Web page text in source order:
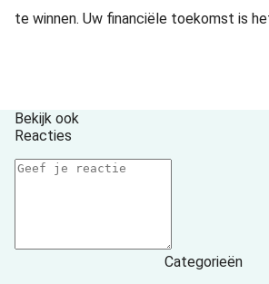
te winnen. Uw financiële toekomst is
Bekijk ook
Reacties
Categorieën